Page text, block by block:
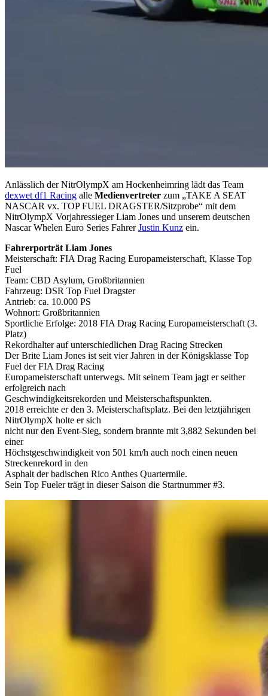
Anlässlich der NitrOlympX am Hockenheimring lädt das Team
dexwet df1 Racing alle Medienvertreter zum „TAKE A SEAT
NASCAR vx. TOP FUEL DRAGSTER/Sitzprobe“ mit dem
NitrOlympX Vorjahressieger Liam Jones und unserem deutschen
Nascar Whelen Euro Series FahrerJustin Kunz ein.
Fahrerporträt Liam Jones
Meisterschaft: FIA Drag Racing Europameisterschaft, Klasse Top
Fuel
Team: CBD Asylum, Großbritannien
Fahrzeug: DSR Top Fuel Dragster
Antrieb: ca. 10.000 PS
Wohnort: Großbritannien
Sportliche Erfolge: 2018 FIA Drag Racing Europameisterschaft (3.
Platz)
Rekordhalter auf unterschiedlichen Drag Racing Strecken
Der Brite Liam Jones ist seit vier Jahren in der Königsklasse Top
Fuel der FIA Drag Racing
Europameisterschaft unterwegs. Mit seinem Team jagt er seither
erfolgreich nach
Geschwindigkeitsrekorden und Meisterschaftspunkten.
2018 erreichte er den 3. Meisterschaftsplatz. Bei den letztjährigen
NitrOlympX holte er sich
nicht nur den Event-Sieg, sondern brannte mit 3,882 Sekunden bei
einer
Höchstgeschwindigkeit von 501 km/h auch noch einen neuen
Streckenrekord in den
Asphalt der badischen Rico Anthes Quartermile.
Sein Top Fueler trägt in dieser Saison die Startnummer #3.